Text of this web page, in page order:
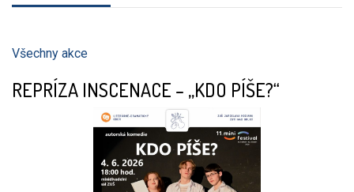
Všechny akce
REPRÍZA INSCENACE – „KDO PÍŠE?“